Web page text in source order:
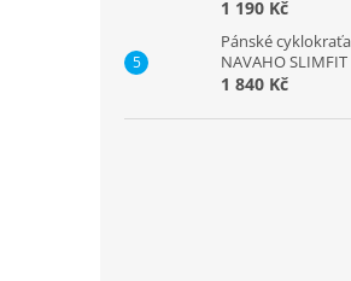
1 190 Kč
Pánské
NAVAHO
1 840 Kč